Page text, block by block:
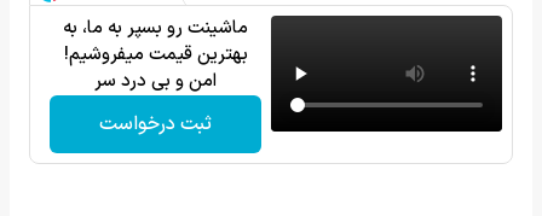
ماشینت رو بسپر به ما، به
بهترین قیمت میفروشیم!
امن و بی درد سر
ثبت درخواست